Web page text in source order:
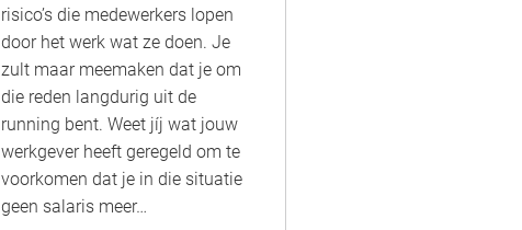
risico’s die medewerkers lopen
door het werk wat ze doen. Je
zult maar meemaken dat je om
die reden langdurig uit de
running bent. Weet jíj wat jouw
werkgever heeft geregeld om te
voorkomen dat je in die situatie
geen salaris meer…